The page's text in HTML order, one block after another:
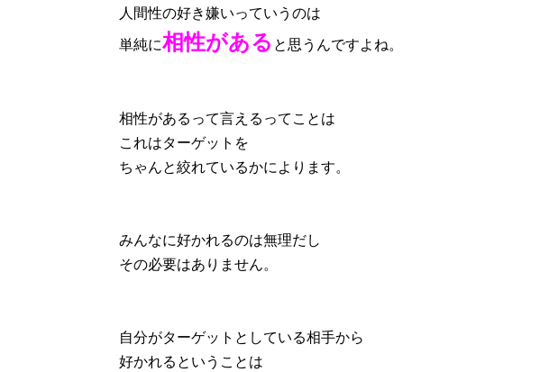
人間性の好き嫌いっていうのは
単純に相性がある と思うんですよね。
相性があるって言えるってことは
これはターゲットを
ちゃんと絞れているかによります。
みんなに好かれるのは無理だし
その必要はありません。
自分がターゲットとしている相手から
好かれるということは